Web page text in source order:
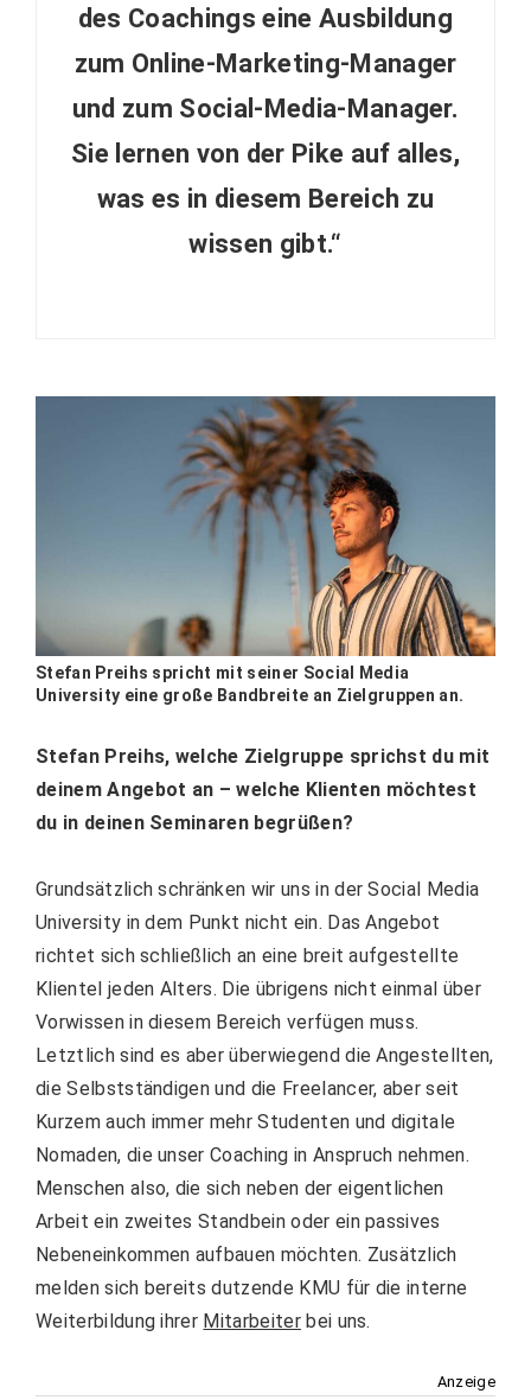
des Coachings eine Ausbildung
zum Online-Marketing-Manager
und zum Social-Media-Manager.
Sie lernen von der Pike auf alles,
was es in diesem Bereich zu
wissen gibt.“
Stefan Preihs spricht mit seiner Social Media
University eine große Bandbreite an Zielgruppen an.
Stefan Preihs, welche Zielgruppe sprichst du mit
deinem Angebot an – welche Klienten möchtest
du in deinen Seminaren begrüßen?
Grundsätzlich schränken wir uns in der Social Media
University in dem Punkt nicht ein. Das Angebot
richtet sich schließlich an eine breit aufgestellte
Klientel jeden Alters. Die übrigens nicht einmal über
Vorwissen in diesem Bereich verfügen muss.
Letztlich sind es aber überwiegend die Angestellten,
die Selbstständigen und die Freelancer, aber seit
Kurzem auch immer mehr Studenten und digitale
Nomaden, die unser Coaching in Anspruch nehmen.
Menschen also, die sich neben der eigentlichen
Arbeit ein zweites Standbein oder ein passives
Nebeneinkommen aufbauen möchten. Zusätzlich
melden sich bereits dutzende KMU für die interne
Weiterbildung ihrer Mitarbeiterbei uns.
Anzeige